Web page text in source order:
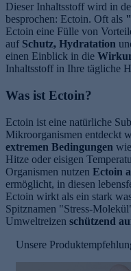
Dieser Inhaltsstoff wird in
besprochen: Ectoin. Oft als
Ectoin eine Fülle von
auf Schutz, Hydratation
einen Einblick in die
Inhaltsstoff in Ihre tägliche
Was ist Ectoin?
Ectoin ist eine natürliche
Mikroorganismen entdeckt
extremen Bedingungen
Hitze oder eisigen
Organismen nutzen Ectoin
ermöglicht, in diesen
Ectoin wirkt als ein stark
Spitznamen "Stress-
Umweltreizen schützend
Unsere